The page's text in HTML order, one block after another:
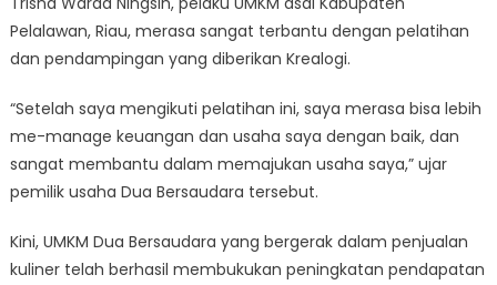
Pelalawan, Riau, merasa sangat terbantu dengan pelatihan
dan pendampingan yang diberikan Krealogi.
“Setelah saya mengikuti pelatihan ini, saya merasa bisa lebih
me-manage keuangan dan usaha saya dengan baik, dan
sangat membantu dalam memajukan usaha saya,” ujar
pemilik usaha Dua Bersaudara tersebut.
Kini, UMKM Dua Bersaudara yang bergerak dalam penjualan
kuliner telah berhasil membukukan peningkatan pendapatan